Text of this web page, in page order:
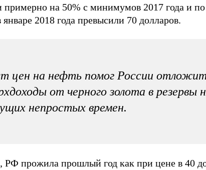
примерно на 50% с минимумов 2017 года и
январе 2018 года превысили 70 долларов.
цен на нефть помог России
от черного золота в резервы
непростых времен.
РФ прожила прошлый год как при цене в 40